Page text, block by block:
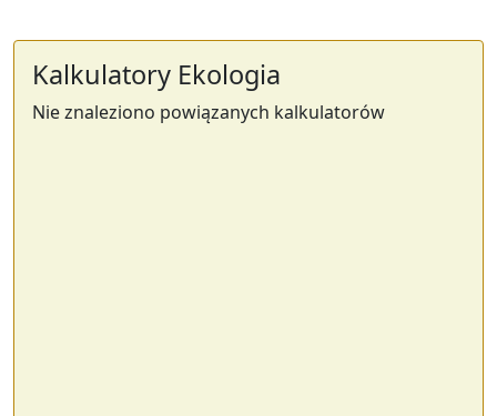
Kalkulatory Ekologia
Nie znaleziono powiązanych kalkulatorów